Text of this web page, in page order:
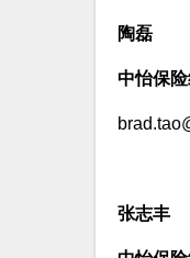
陶磊
中怡保
张志丰